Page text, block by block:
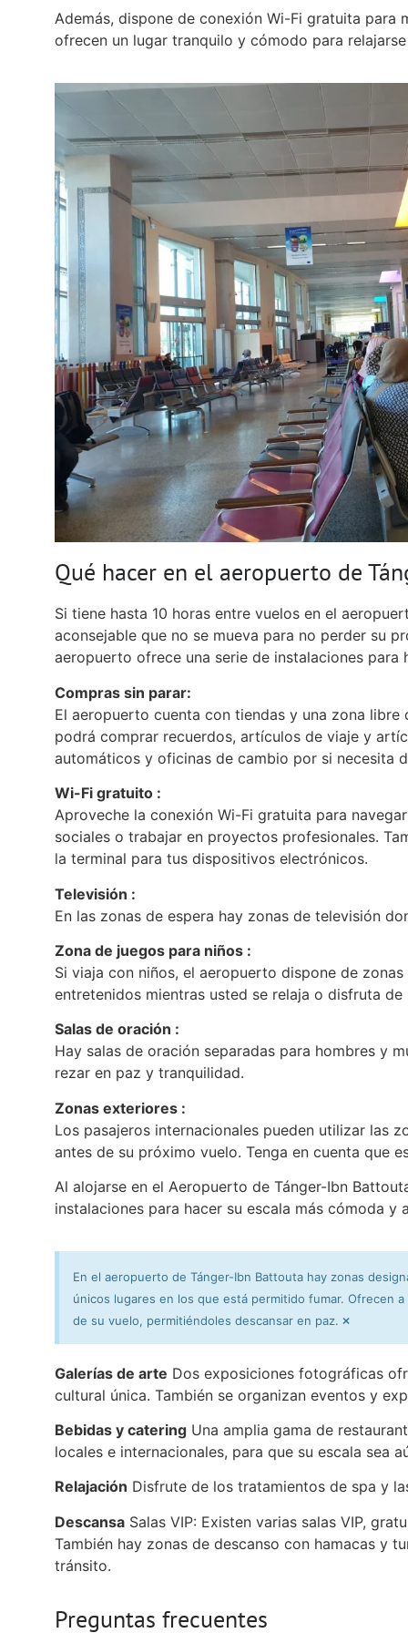
Además, dispone de conexión Wi-Fi gratuita para
ofrecen un lugar tranquilo y cómodo para
Qué hacer en el aeropuerto de
Si tiene hasta 10 horas entre vuelos en el
aconsejable que no se mueva para no perder su
aeropuerto ofrece una serie de instalaciones para
Compras sin parar:
El aeropuerto cuenta con tiendas y una zona
podrá comprar recuerdos, artículos de viaje y
automáticos y oficinas de cambio por si necesita
Wi-Fi gratuito :
Aproveche la conexión Wi-Fi gratuita para
sociales o trabajar en proyectos profesionales.
la terminal para tus dispositivos electrónicos.
Televisión :
En las zonas de espera hay zonas de televisión
Zona de juegos para niños :
Si viaja con niños, el aeropuerto dispone de
entretenidos mientras usted se relaja o disfruta de
Salas de oración :
Hay salas de oración separadas para hombres y
rezar en paz y tranquilidad.
Zonas exteriores :
Los pasajeros internacionales pueden utilizar las
antes de su próximo vuelo. Tenga en cuenta que
Al alojarse en el Aeropuerto de Tánger-Ibn
instalaciones para hacer su escala más cómoda y
En el aeropuerto de Tánger-Ibn Battouta hay zonas
únicos lugares en los que está permitido fumar. Ofrecen
de su vuelo, permitiéndoles descansar en paz. ×
Galerías de arte Dos exposiciones fotográficas
cultural única. También se organizan eventos y
Bebidas y catering Una amplia gama de
locales e internacionales, para que su escala sea
Relajación Disfrute de los tratamientos de spa y
Descansa Salas VIP: Existen varias salas VIP,
También hay zonas de descanso con hamacas y
tránsito.
Preguntas frecuentes